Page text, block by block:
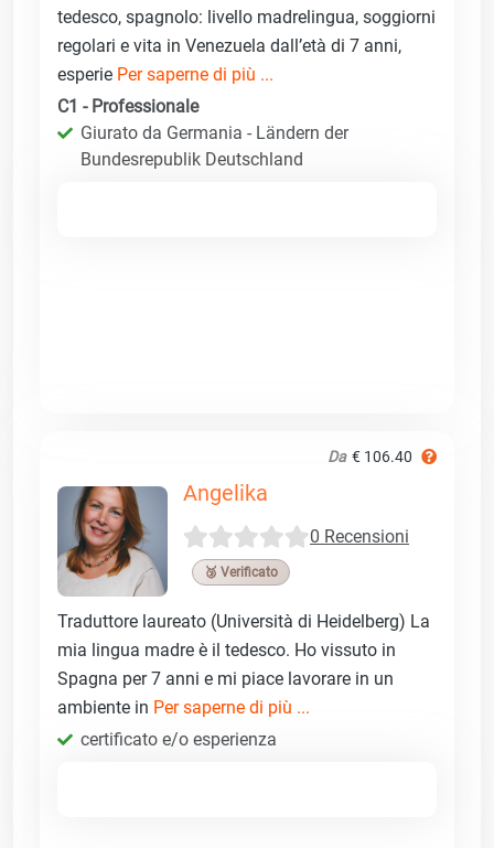
tedesco, spagnolo: livello madrelingua, soggiorni
regolari e vita in Venezuela dall’età di 7 anni,
esperie Per saperne di più ...
C1 - Professionale
Giurato da Germania - Ländern der
Bundesrepublik Deutschland
Da € 106.40
Angelika
0 Recensioni
🥉 Verificato
Traduttore laureato (Università di Heidelberg) La
mia lingua madre è il tedesco. Ho vissuto in
Spagna per 7 anni e mi piace lavorare in un
ambiente in Per saperne di più ...
certificato e/o esperienza